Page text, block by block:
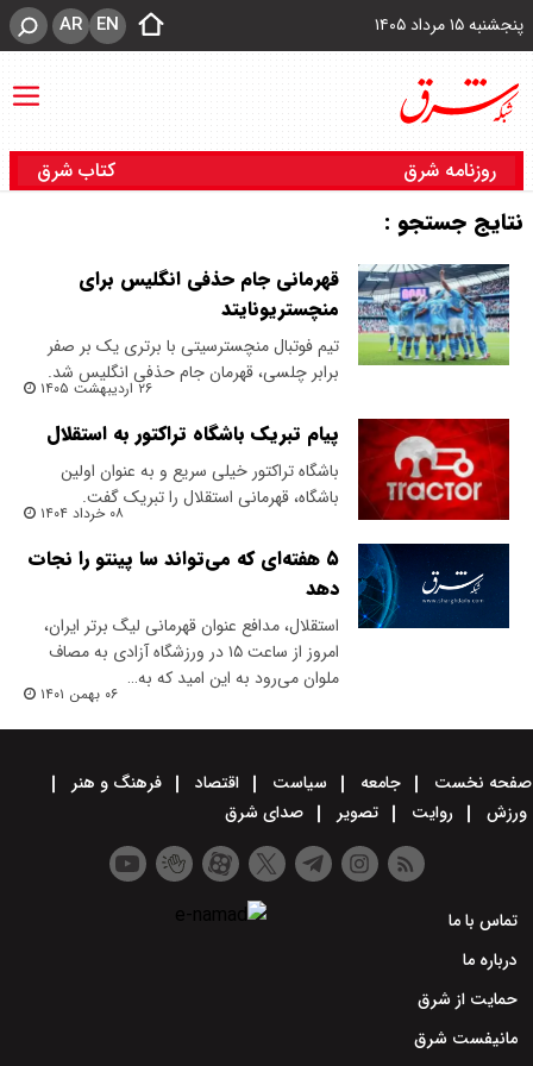
پنجشنبه ۱۵ مرداد ۱۴۰۵ EN
AR
روزنامه شرق کتاب شرق
نتایج جستجو :
قهرمانی جام حذفی انگلیس برای
منچستریونایتد
تیم فوتبال منچسترسیتی با برتری یک بر صفر
برابر چلسی، قهرمان جام حذفی انگلیس شد.
۲۶ اردیبهشت ۱۴۰۵
پیام تبریک باشگاه تراکتور به استقلال
باشگاه تراکتور خیلی سریع و به عنوان اولین
باشگاه، قهرمانی استقلال را تبریک گفت.
۰۸ خرداد ۱۴۰۴
۵ هفته‌ای که می‌تواند سا‌ پینتو را نجات
دهد
استقلال، مدافع عنوان قهرمانی لیگ برتر ایران،
امروز از ساعت ۱۵ در ورزشگاه آزادی به مصاف
ملوان می‌رود به این امید که به…
۰۶ بهمن ۱۴۰۱
صفحه نخست جامعه سیاست اقتصاد
فرهنگ و هنر
ورزش
روایت تصویر صدای شرق
تماس با ما
درباره ما
حمایت از شرق
مانیفست شرق